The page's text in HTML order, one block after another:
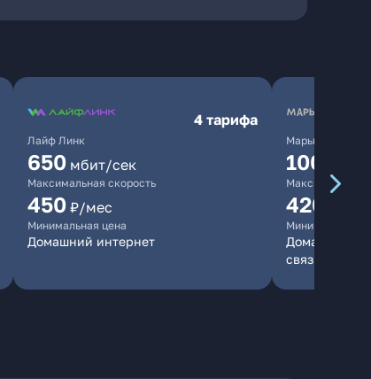
Лайф Линк
4 тарифа
650 мбит/сек
Максимальная скорость
450 ₽/мес
Минимальная цена
Домашний интернет
Марьино.нет
10000
Максимальная
420
Минимальная
Домашний
связь